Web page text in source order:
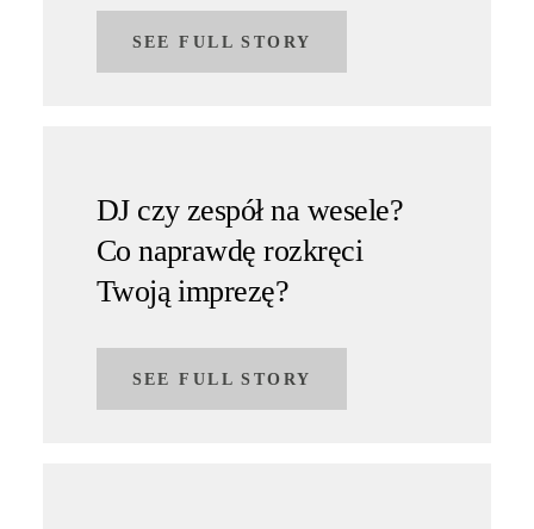
SEE FULL STORY
DJ czy zespół na wesele?
Co naprawdę rozkręci
Twoją imprezę?
SEE FULL STORY